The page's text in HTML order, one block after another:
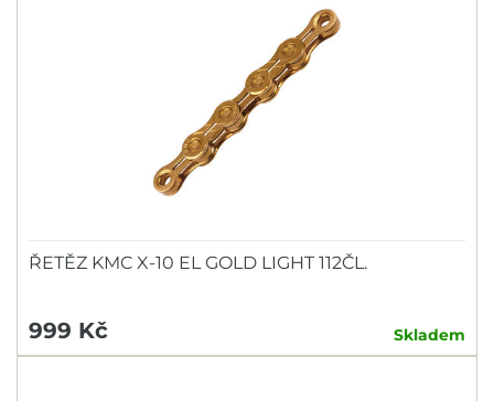
ŘETĚZ KMC X-10 EL GOLD LIGHT 112ČL.
999 Kč Skladem